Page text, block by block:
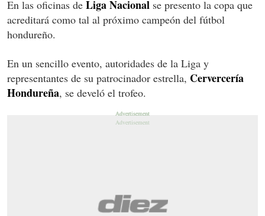
En las oficinas de Liga Nacional se presento la copa que
acreditará como tal al próximo campeón del fútbol
hondureño.
En un sencillo evento, autoridades de la Liga y
representantes de su patrocinador estrella, Cervercería
Hondureña, se develó el trofeo.